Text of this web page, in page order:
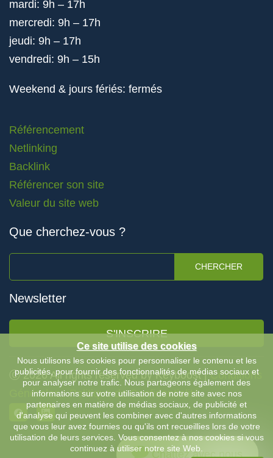
mardi: 9h – 17h
mercredi: 9h – 17h
jeudi: 9h – 17h
vendredi: 9h – 15h
Weekend & jours fériés: fermés
Référencement
Netlinking
Backlink
Référencer son site
Valeur du site web
Que cherchez-vous ?
CHERCHER
Newsletter
S'INSCRIRE
Ⓒ 2026 All rights reserved by Keyboost |Conditions
Générales-Politique de Confidentialité
Chattez avec nous
Ce site utilise des cookies
Nous utilisons les cookies pour personnaliser le contenu et les
publicités, pour fournir des fonctionnalités de médias sociaux et
pour analyser notre trafic. Nous partageons également des
informations sur votre utilisation de notre site avec nos
partenaires en matière de médias sociaux, de publicité et
d'analyse qui peuvent les combiner avec d'autres informations
que vous leur avez fournies ou qu'ils ont recueillies lors de votre
utilisation de leurs services. Vous consentez à nos cookies si vous
continuez à utiliser notre site Web.